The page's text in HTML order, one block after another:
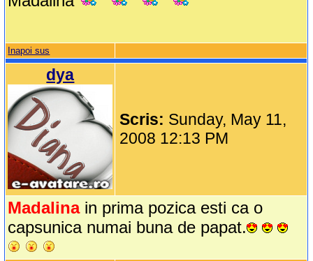
Inapoi sus
dya
Scris: Sunday, May 11,
2008 12:13 PM
Madalina in prima pozica esti ca o
capsunica numai buna de papat.